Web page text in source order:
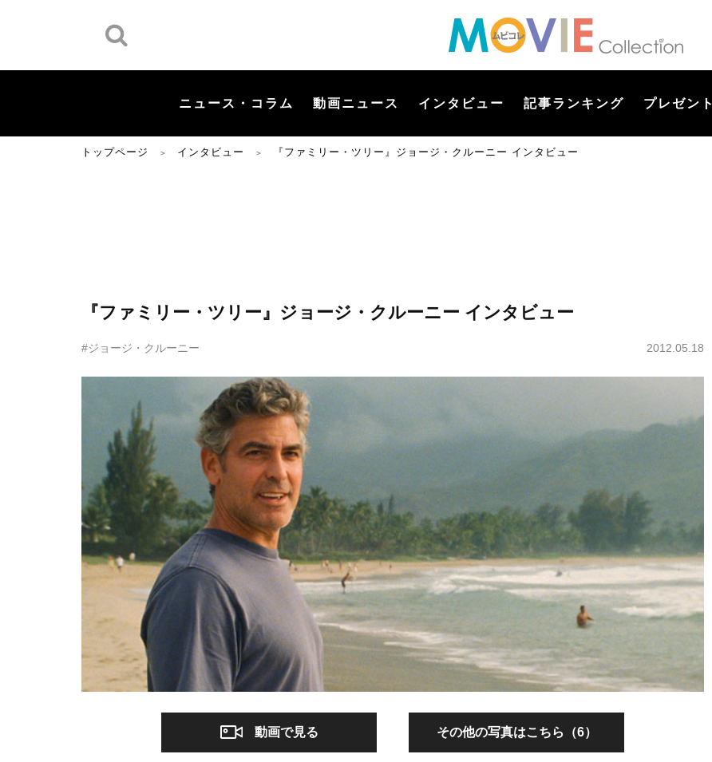
ニュース・コラム 動画ニュース インタビュー 記事ランキング プレゼント
トップページ ＞ インタビュー ＞ 『ファミリー・ツリー』ジョージ・クルーニー インタビュー
『ファミリー・ツリー』ジョージ・クルーニー インタビュー
#ジョージ・クルーニー 2012.05.18
動画で見る その他の写真はこちら（6）